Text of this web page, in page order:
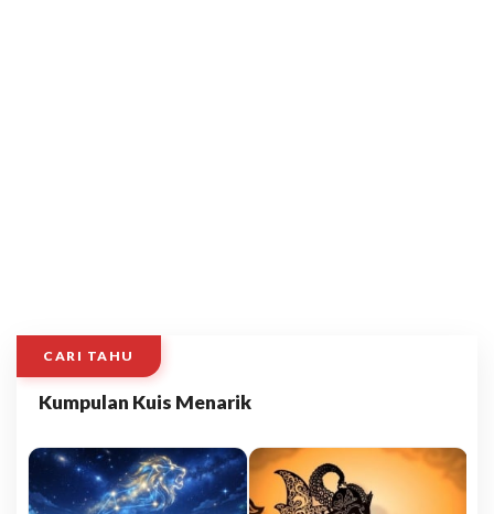
CARI TAHU
Kumpulan Kuis Menarik